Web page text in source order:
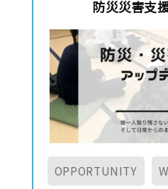
防災災害支
OPPORTUNITY